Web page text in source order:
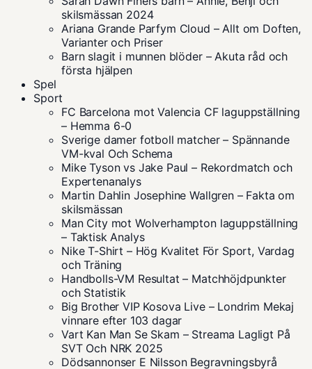
skilsmässan 2024
Ariana Grande Parfym Cloud – Allt om Doften,
Varianter och Priser
Barn slagit i munnen blöder – Akuta råd och
första hjälpen
Spel
Sport
FC Barcelona mot Valencia CF laguppställning
– Hemma 6-0
Sverige damer fotboll matcher – Spännande
VM-kval Och Schema
Mike Tyson vs Jake Paul – Rekordmatch och
Expertenanalys
Martin Dahlin Josephine Wallgren – Fakta om
skilsmässan
Man City mot Wolverhampton laguppställning
– Taktisk Analys
Nike T-Shirt – Hög Kvalitet För Sport, Vardag
och Träning
Handbolls-VM Resultat – Matchhöjdpunkter
och Statistik
Big Brother VIP Kosova Live – Londrim Mekaj
vinnare efter 103 dagar
Vart Kan Man Se Skam – Streama Lagligt På
SVT Och NRK 2025
Dödsannonser E Nilsson Begravningsbyrå